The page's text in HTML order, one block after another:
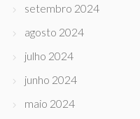
setembro 2024
agosto 2024
julho 2024
junho 2024
maio 2024